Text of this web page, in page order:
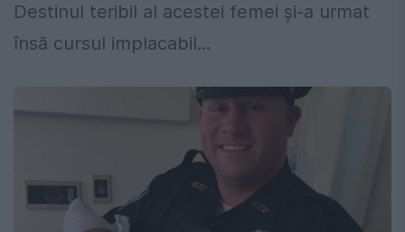
Destinul teribil al acestei femei şi-a urmat
însă cursul implacabil...